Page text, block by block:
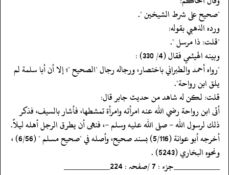
‏‏‏‏"صحيح على شرط الشيخين ".
‏‏‏‏ورده الذهبي بقوله:
‏‏‏‏"قلت: ذا مرسل ".
‏‏‏‏وبينه الهيثمي فقال (4/ 330) :
‏‏‏‏"رواه أحمد والطبراني باختصار، ورجاله رجال "الصحيح "؛ إلا أن أبا سلمة لم
يلق ابن رواحة".
‏‏‏‏قلت: لكن له شاهد من حديث جابر قال:
‏‏‏‏أتى ابن رواحة رضي الله عنه امرأته وامرأة تمشطها، فأشار بالسيف، فذكر
ذلك لرسول الله - صلى الله عليه وسلم -، فنهى أن يطرق الرجل أهله ليلاً.
‏‏‏‏أخرجه أبو عوانة (5/116) بسند صحيح، وأصله في "صحيح مسلم " (6/56) ،
ونحوه البخاري (5243) .
‏‏‏‏__________جزء : 7 /صفحہ : 224__________